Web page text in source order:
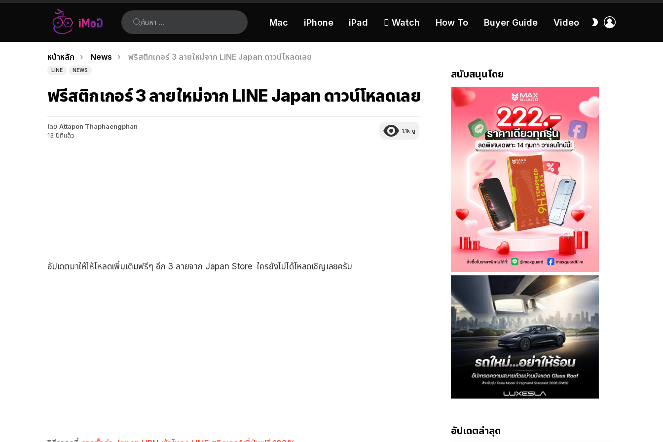
ค้นหา:
Mac iPhone iPad  Watch How To Buyer Guide Video
สลับ
เรื่อง
ล่าสุด
คุณอยู่ที่นี่:
หน้าหลัก News ฟรีสติกเกอร์ 3 ลายใหม่จาก LINE Japan ดาวน์โหลดเลย
LINE NEWS
ฟรีสติกเกอร์ 3 ลายใหม่จาก LINE Japan ดาวน์โหลดเลย
โดย Attapon Thaphaengphan
13 ปีที่แล้ว
1.1k ดู
อัปเดตมาให้ให้โหลดเพิ่มเติมฟรีๆ อีก 3 ลายจาก Japan Store ใครยังไม่ได้โหลดเชิญเลยครับ
สนับสนุนโดย
อัปเดตล่าสุด